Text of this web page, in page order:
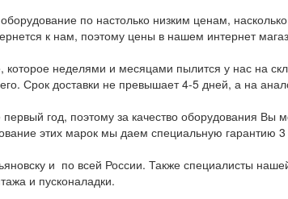
по настолько низким ценам,
к нам, поэтому цены в нашем интернет
неделями и месяцами пылится у нас на
Срок доставки не превышает 4-5 дней, а на
год, поэтому за качество оборудования Вы
этих марок мы даем специальную гарантию 3
и по всей России. Также специалисты
и пусконаладки.